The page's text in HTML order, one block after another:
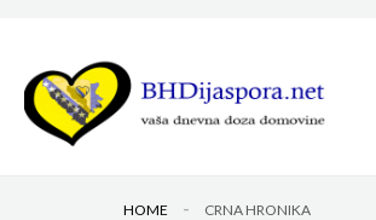
content
HOME CRNA HRONIKA